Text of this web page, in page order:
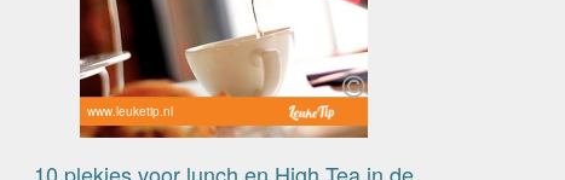
www.leuketip.nl